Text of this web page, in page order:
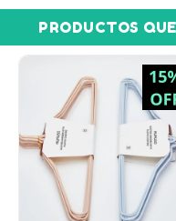
PRODUCTOS